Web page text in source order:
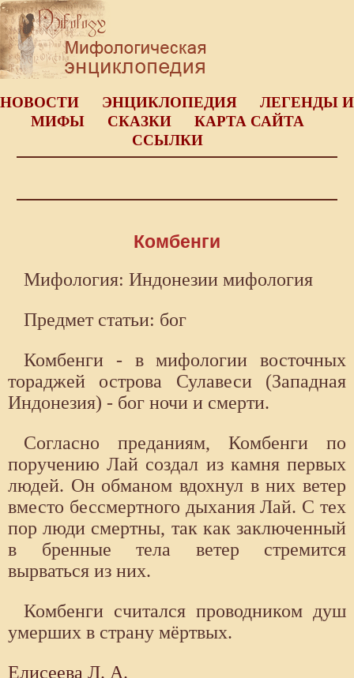
НОВОСТИ ЭНЦИКЛОПЕДИЯ
ЛЕГЕНДЫ И
МИФЫ
СКАЗКИ
КАРТА САЙТА
ССЫЛКИ
Комбенги
Мифология: Индонезии мифология
Предмет статьи: бог
Комбенги - в мифологии восточных
тораджей острова Сулавеси (Западная
Индонезия) - бог ночи и смерти.
Согласно преданиям, Комбенги по
поручению Лай создал из камня первых
людей. Он обманом вдохнул в них ветер
вместо бессмертного дыхания Лай. С тех
пор люди смертны, так как заключенный
в бренные тела ветер стремится
вырваться из них.
Комбенги считался проводником душ
умерших в страну мёртвых.
Елисеева Л. А.